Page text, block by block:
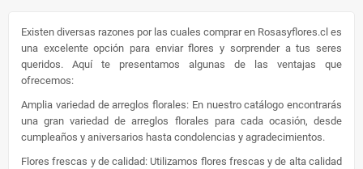
Existen diversas razones por las cuales comprar en Rosasyflores.cl es
una excelente opción para enviar flores y sorprender a tus seres
queridos. Aquí te presentamos algunas de las ventajas que
ofrecemos:
Amplia variedad de arreglos florales: En nuestro catálogo encontrarás
una gran variedad de arreglos florales para cada ocasión, desde
cumpleaños y aniversarios hasta condolencias y agradecimientos.
Flores frescas y de calidad: Utilizamos flores frescas y de alta calidad